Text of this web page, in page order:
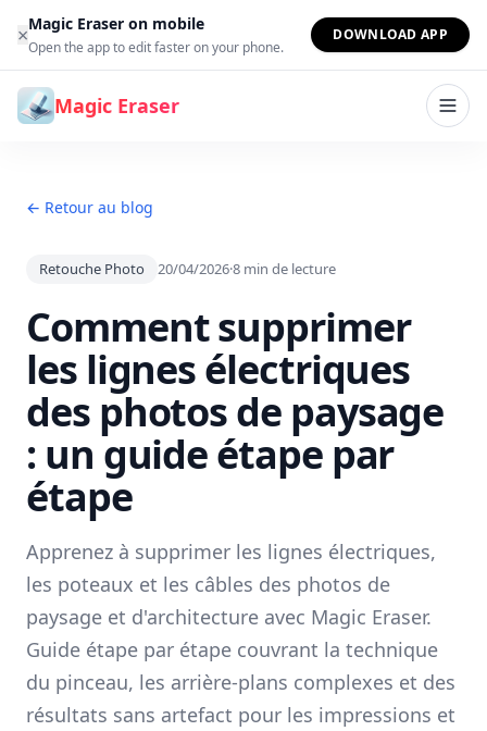
Aller au contenu
×Magic Eraser on mobile
Open the app to edit faster on your phone.
DOWNLOAD APP
Magic Eraser
← Retour au blog
Retouche Photo 20/04/2026·8 min de lecture
Comment supprimer
les lignes électriques
des photos de paysage
: un guide étape par
étape
Apprenez à supprimer les lignes électriques,
les poteaux et les câbles des photos de
paysage et d'architecture avec Magic Eraser.
Guide étape par étape couvrant la technique
du pinceau, les arrière-plans complexes et des
résultats sans artefact pour les impressions et